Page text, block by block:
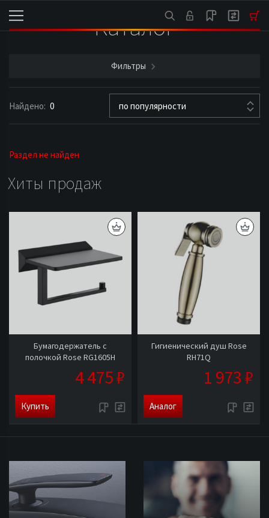
Каталог
Фильтры
Найдено: 0 по популярности
Раздел не найден
Хиты продаж
Бумагодержатель с
полочкой Rose RG1605H
4 475 ₽
Купить
Гигиенический душ Rose
RH71Q
1 973 ₽
Аналог